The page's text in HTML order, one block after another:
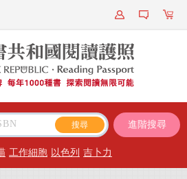
進階搜尋
工作細胞 以色列 吉卜力